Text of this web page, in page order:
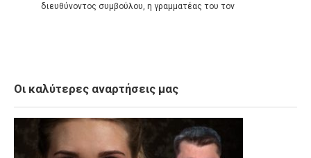
διευθύνοντος συμβούλου, η γραμματέας του τον
Οι καλύτερες αναρτήσεις μας